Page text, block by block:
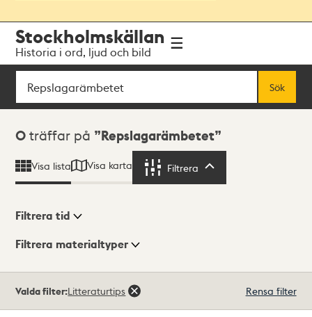
navigationen
huvudinnehållet
Stockholmskällan
Historia i ord, ljud och bild
Sök
Sök
Sökresultat
0 träffar på Repslagarämbetet
Visa lista Visa karta Filtrera
Visningsläge
Filtrera tid
Filtrera materialtyper
träffar
Valda filter:Litteraturtips Rensa filter